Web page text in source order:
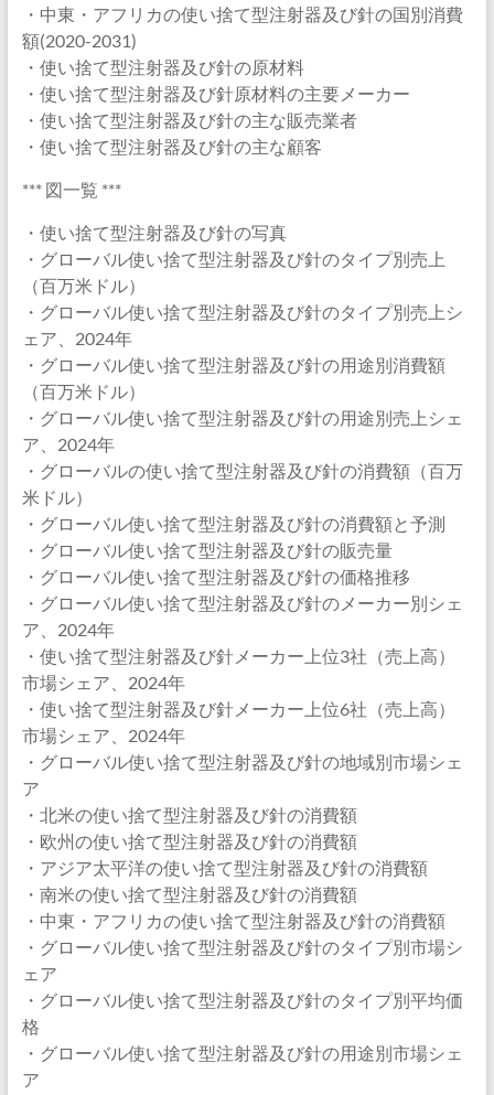
・中東・アフリカの使い捨て型注射器及び針の国別消費
額(2020-2031)
・使い捨て型注射器及び針の原材料
・使い捨て型注射器及び針原材料の主要メーカー
・使い捨て型注射器及び針の主な販売業者
・使い捨て型注射器及び針の主な顧客
*** 図一覧 ***
・使い捨て型注射器及び針の写真
・グローバル使い捨て型注射器及び針のタイプ別売上
（百万米ドル）
・グローバル使い捨て型注射器及び針のタイプ別売上シ
ェア、2024年
・グローバル使い捨て型注射器及び針の用途別消費額
（百万米ドル）
・グローバル使い捨て型注射器及び針の用途別売上シェ
ア、2024年
・グローバルの使い捨て型注射器及び針の消費額（百万
米ドル）
・グローバル使い捨て型注射器及び針の消費額と予測
・グローバル使い捨て型注射器及び針の販売量
・グローバル使い捨て型注射器及び針の価格推移
・グローバル使い捨て型注射器及び針のメーカー別シェ
ア、2024年
・使い捨て型注射器及び針メーカー上位3社（売上高）
市場シェア、2024年
・使い捨て型注射器及び針メーカー上位6社（売上高）
市場シェア、2024年
・グローバル使い捨て型注射器及び針の地域別市場シェ
ア
・北米の使い捨て型注射器及び針の消費額
・欧州の使い捨て型注射器及び針の消費額
・アジア太平洋の使い捨て型注射器及び針の消費額
・南米の使い捨て型注射器及び針の消費額
・中東・アフリカの使い捨て型注射器及び針の消費額
・グローバル使い捨て型注射器及び針のタイプ別市場シ
ェア
・グローバル使い捨て型注射器及び針のタイプ別平均価
格
・グローバル使い捨て型注射器及び針の用途別市場シェ
ア